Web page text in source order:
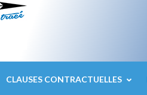
CLAUSES CONTRACTUELLES